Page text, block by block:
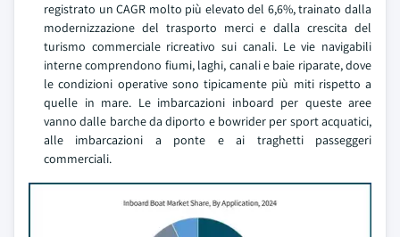
registrato un CAGR molto più elevato del 6,6%, trainato dalla
modernizzazione del trasporto merci e dalla crescita del
turismo commerciale ricreativo sui canali. Le vie navigabili
interne comprendono fiumi, laghi, canali e baie riparate, dove
le condizioni operative sono tipicamente più miti rispetto a
quelle in mare. Le imbarcazioni inboard per queste aree
vanno dalle barche da diporto e bowrider per sport acquatici,
alle imbarcazioni a ponte e ai traghetti passeggeri
commerciali.